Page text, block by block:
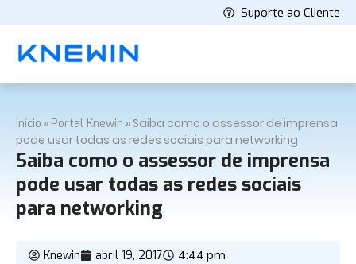
Suporte ao Cliente
Início » Portal Knewin » Saiba como o assessor de imprensa
pode usar todas as redes sociais para networking
Saiba como o assessor de imprensa
pode usar todas as redes sociais
para networking
Knewin abril 19, 2017 4:44 pm